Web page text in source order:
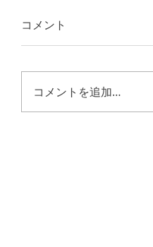
コメント
コメントを追加…